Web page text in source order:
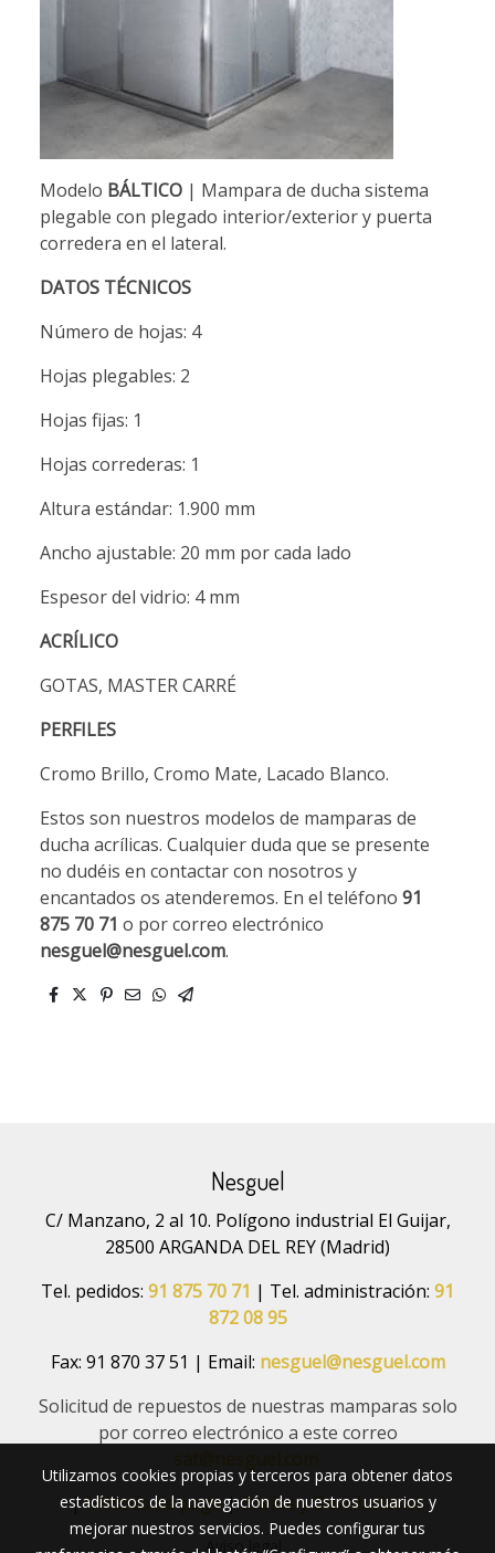
Modelo BÁLTICO | Mampara de ducha sistema
plegable con plegado interior/exterior y puerta
corredera en el lateral.
DATOS TÉCNICOS
Número de hojas: 4
Hojas plegables: 2
Hojas fijas: 1
Hojas correderas: 1
Altura estándar: 1.900 mm
Ancho ajustable: 20 mm por cada lado
Espesor del vidrio: 4 mm
ACRÍLICO
GOTAS, MASTER CARRÉ
PERFILES
Cromo Brillo, Cromo Mate, Lacado Blanco.
Estos son nuestros modelos de mamparas de
ducha acrílicas. Cualquier duda que se presente
no dudéis en contactar con nosotros y
encantados os atenderemos. En el teléfono 91
875 70 71 o por correo electrónico
nesguel@nesguel.com.
Nesguel
C/ Manzano, 2 al 10. Polígono industrial El Guijar,
28500 ARGANDA DEL REY (Madrid)
Tel. pedidos: 91 875 70 71 | Tel. administración: 91
872 08 95
Fax: 91 870 37 51 | Email: nesguel@nesguel.com
Solicitud de repuestos de nuestras mamparas solo
por correo electrónico a este correo
|Método de pago|Envíos y Devoluciones
Aviso legal
Utilizamos cookies propias y terceros para obtener datos
estadísticos de la navegación de nuestros usuarios y
mejorar nuestros servicios. Puedes configurar tus